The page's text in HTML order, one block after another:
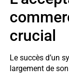
crucial
Le succès d’un
largement de